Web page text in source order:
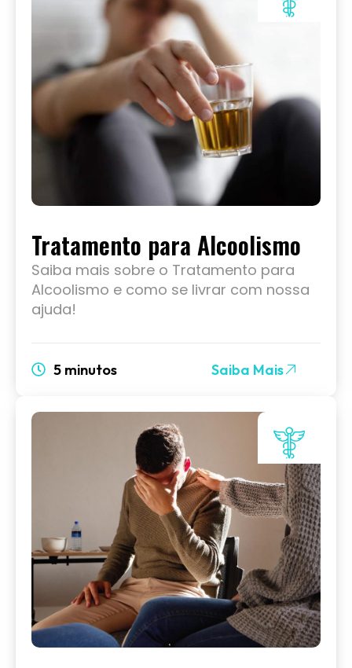
Tratamento para Alcoolismo
Saiba mais sobre o Tratamento para
Alcoolismo e como se livrar com nossa
ajuda!
5 minutos Saiba Mais